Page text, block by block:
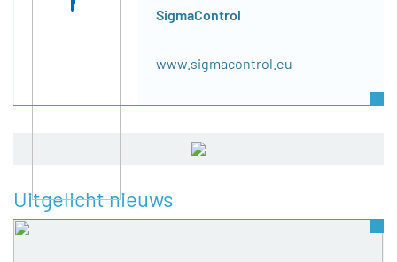
SigmaControl
www.sigmacontrol.eu
Uitgelicht nieuws